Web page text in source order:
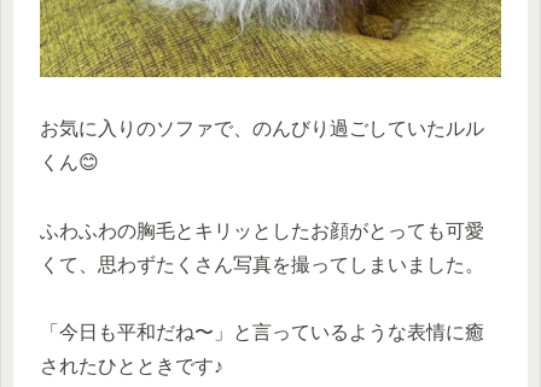
お気に入りのソファで、のんびり過ごしていたルル
くん😊
ふわふわの胸毛とキリッとしたお顔がとっても可愛
くて、思わずたくさん写真を撮ってしまいました。
「今日も平和だね〜」と言っているような表情に癒
されたひとときです♪